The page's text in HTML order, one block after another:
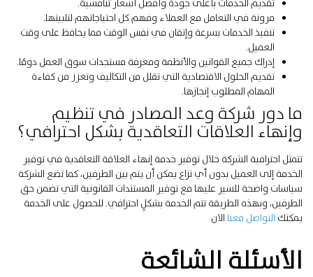
تقديم الخدمات بأعلى جودة وأفضل أسعار تنافسية.
مرونة في التعامل مع العملاء وفهم كل احتياجاتهم لتلبيتها.
تنفيذ الخدمات بسرعة وإتقان في نفس الوقت مما يحافظ على وقت
العميل.
إدراك جميع القوانين والأنظمة ومعرفة مستجدات سوق العمل دومًا.
تقديم الحلول الاقتصادية التي تقلل من التكاليف وتعزز من كفاءة
المهام المطلوب إنجازها.
ما دور شركة وعد المصادر في تنظيم
وإنهاء العلاقات التعاقدية بشكل احترافي؟
تتمثل احترافية الشركة خلال توفير خدمة إنهاء العلاقة التعاقدية في توفير
الخدمة إلى العميل بدون أي نزاع يمكن أن يتم بين الطرفين، كما تضع الشركة
سياسات واضحة للسير عليها مع توفير المستندات القانونية التي تضمن حق
الطرفين، وبهذه الطريقة تتم الخدمة بشكلٍ احترافي. للحصول على الخدمة
يمكنك التواصل معنا الان
الأسئلة الشائعة